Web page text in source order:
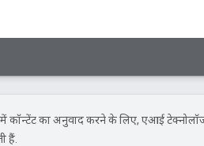
कॉन्टेंट का अनुवाद करने के लिए, एआई
हैं.